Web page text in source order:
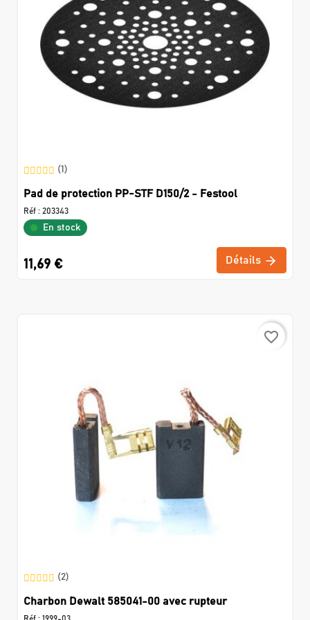
(1)
Pad de protection PP-STF D150/2 - Festool
Réf : 203343
En stock
11,69 € Détails
favorite_border
(2)
Charbon Dewalt 585041-00 avec rupteur